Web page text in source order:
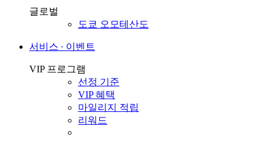
글로벌
도쿄 오모테산도
서비스 ∙ 이벤트
VIP 프로그램
선정 기준
VIP 혜택
마일리지 적립
리워드